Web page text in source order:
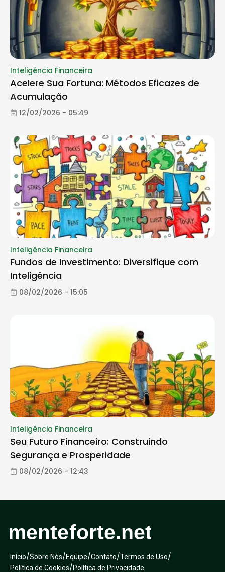
Inteligência Financeira
Acelere Sua Fortuna: Métodos Eficazes de
Acumulação
12/02/2026 - 05:49
Inteligência Financeira
Fundos de Investimento: Diversifique com
Inteligência
08/02/2026 - 15:05
Inteligência Financeira
Seu Futuro Financeiro: Construindo
Segurança e Prosperidade
08/02/2026 - 12:43
Início/Sobre Nós/Equipe/Contato/Termos de Uso/
Política de Cookies/Política de Privacidade